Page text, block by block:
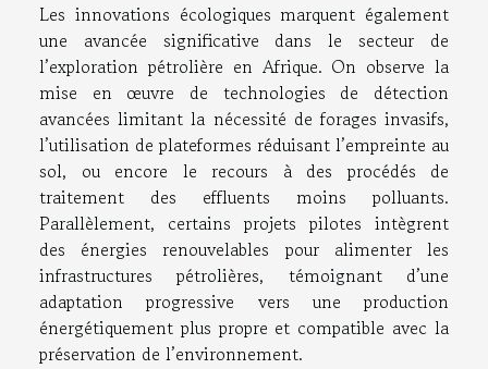
Les innovations écologiques marquent également
une avancée significative dans le secteur de
l’exploration pétrolière en Afrique. On observe la
mise en œuvre de technologies de détection
avancées limitant la nécessité de forages invasifs,
l’utilisation de plateformes réduisant l’empreinte au
sol, ou encore le recours à des procédés de
traitement des effluents moins polluants.
Parallèlement, certains projets pilotes intègrent
des énergies renouvelables pour alimenter les
infrastructures pétrolières, témoignant d’une
adaptation progressive vers une production
énergétiquement plus propre et compatible avec la
préservation de l’environnement.